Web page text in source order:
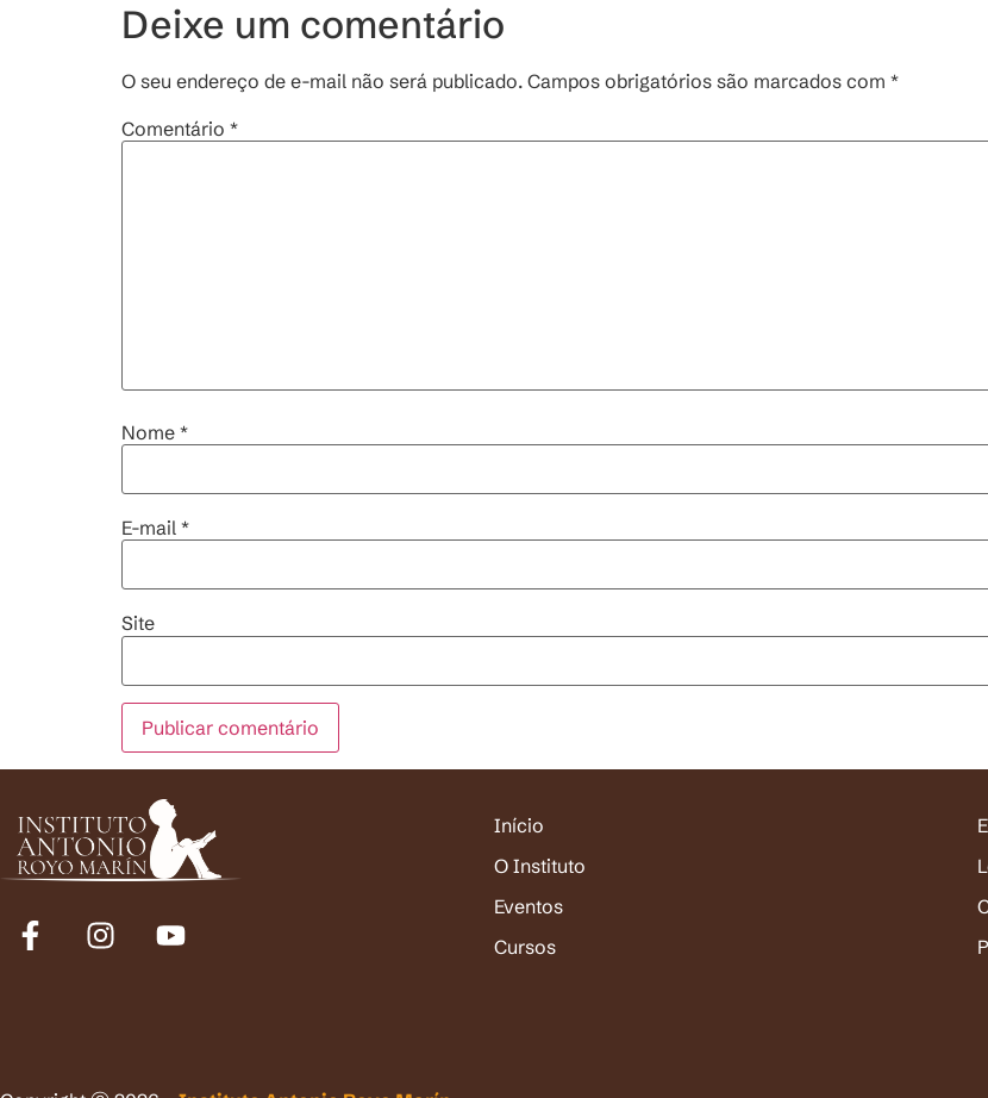
Deixe um comentário
O seu endereço de e-mail não será publicado. Campos obrigatórios são marcados com *
Comentário *
Nome *
E-mail *
Site
Início
O Instituto
Eventos
Cursos